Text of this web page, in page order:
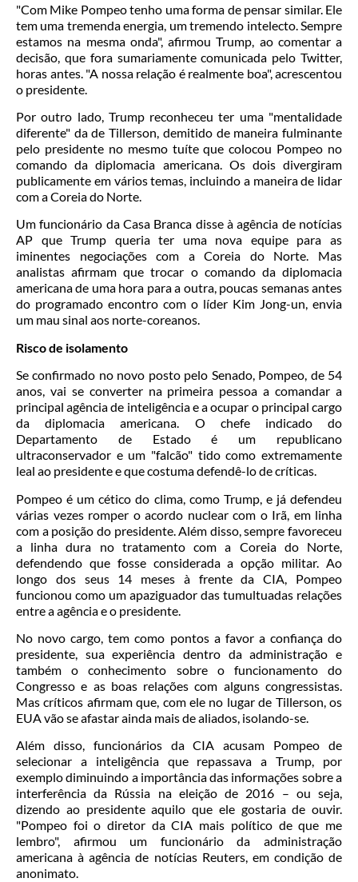
"Com Mike Pompeo tenho uma forma de pensar similar. Ele
tem uma tremenda energia, um tremendo intelecto. Sempre
estamos na mesma onda", afirmou Trump, ao comentar a
decisão, que fora sumariamente comunicada pelo Twitter,
horas antes. "A nossa relação é realmente boa", acrescentou
o presidente.
Por outro lado, Trump reconheceu ter uma "mentalidade
diferente" da de Tillerson, demitido de maneira fulminante
pelo presidente no mesmo tuíte que colocou Pompeo no
comando da diplomacia americana. Os dois divergiram
publicamente em vários temas, incluindo a maneira de lidar
com a Coreia do Norte.
Um funcionário da Casa Branca disse à agência de notícias
AP que Trump queria ter uma nova equipe para as
iminentes negociações com a Coreia do Norte. Mas
analistas afirmam que trocar o comando da diplomacia
americana de uma hora para a outra, poucas semanas antes
do programado encontro com o líder Kim Jong-un, envia
um mau sinal aos norte-coreanos.
Risco de isolamento
Se confirmado no novo posto pelo Senado, Pompeo, de 54
anos, vai se converter na primeira pessoa a comandar a
principal agência de inteligência e a ocupar o principal cargo
da diplomacia americana. O chefe indicado do
Departamento de Estado é um republicano
ultraconservador e um "falcão" tido como extremamente
leal ao presidente e que costuma defendê-lo de críticas.
Pompeo é um cético do clima, como Trump, e já defendeu
várias vezes romper o acordo nuclear com o Irã, em linha
com a posição do presidente. Além disso, sempre favoreceu
a linha dura no tratamento com a Coreia do Norte,
defendendo que fosse considerada a opção militar. Ao
longo dos seus 14 meses à frente da CIA, Pompeo
funcionou como um apaziguador das tumultuadas relações
entre a agência e o presidente.
No novo cargo, tem como pontos a favor a confiança do
presidente, sua experiência dentro da administração e
também o conhecimento sobre o funcionamento do
Congresso e as boas relações com alguns congressistas.
Mas críticos afirmam que, com ele no lugar de Tillerson, os
EUA vão se afastar ainda mais de aliados, isolando-se.
Além disso, funcionários da CIA acusam Pompeo de
selecionar a inteligência que repassava a Trump, por
exemplo diminuindo a importância das informações sobre a
interferência da Rússia na eleição de 2016 – ou seja,
dizendo ao presidente aquilo que ele gostaria de ouvir.
"Pompeo foi o diretor da CIA mais político de que me
lembro", afirmou um funcionário da administração
americana à agência de notícias Reuters, em condição de
anonimato.